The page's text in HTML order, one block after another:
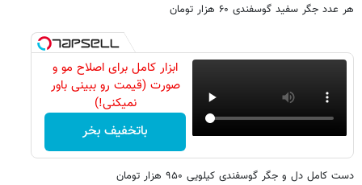
هر عدد جگر سفید گوسفندی ۶۰ هزار تومان
ابزار کامل برای اصلاح مو و
صورت (قیمت رو ببینی باور
نمیکنی!)
باتخفیف بخر
دست کامل دل و جگر گوسفندی کیلویی ۹۵۰ هزار تومان